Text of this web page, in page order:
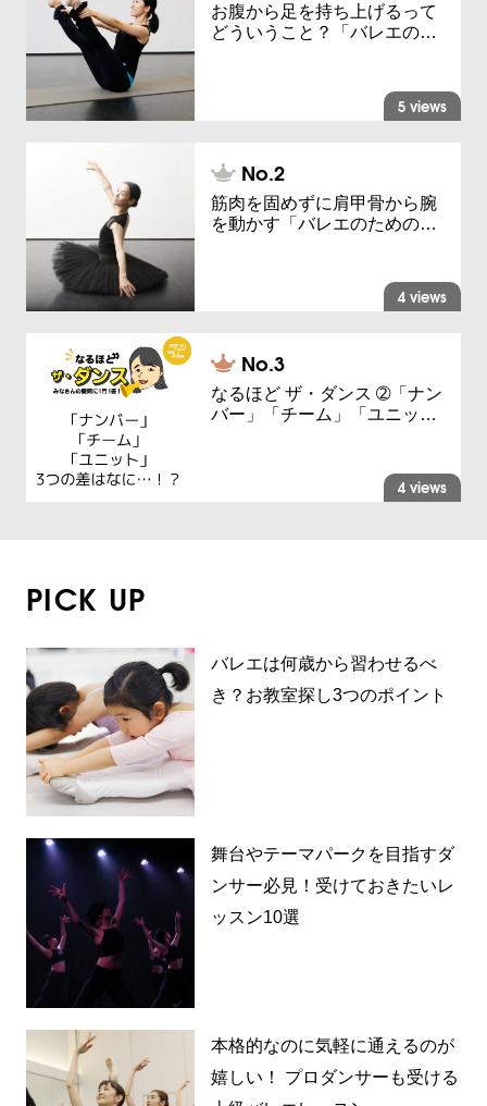
お腹から足を持ち上げるって
どういうこと？「バレエの…
5 views
筋肉を固めずに肩甲骨から腕
を動かす「バレエのための…
4 views
なるほど ザ・ダンス ➁「ナン
バー」「チーム」「ユニッ…
4 views
PICK UP
バレエは何歳から習わせるべ
き？お教室探し3つのポイント
舞台やテーマパークを目指すダ
ンサー必見！受けておきたいレ
ッスン10選
本格的なのに気軽に通えるのが
嬉しい！ プロダンサーも受ける